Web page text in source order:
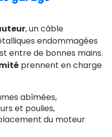
, un câble
endommagées
entre de bonnes mains.
prennent en charge
abîmées,
et poulies,
du moteur